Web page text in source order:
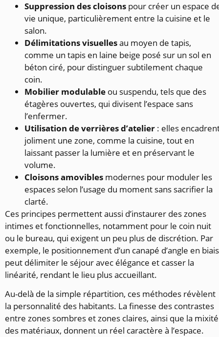
Suppression des cloisons pour créer un espace
vie unique, particulièrement entre la cuisine et le
salon.
Délimitations visuellesau moyen de tapis,
comme un tapis en laine beige posé sur un sol en
béton ciré, pour distinguer subtilement chaque
coin.
Mobilier modulable ou suspendu, tels que des
étagères ouvertes, qui divisent l’espace sans
l’enfermer.
Utilisation de verrières d’atelier : elles
joliment une zone, comme la cuisine, tout en
laissant passer la lumière et en préservant le
volume.
Cloisons amovibles modernes pour moduler les
espaces selon l’usage du moment sans sacrifier la
clarté.
Ces principes permettent aussi d’instaurer des zones
intimes et fonctionnelles, notamment pour le coin nuit
ou le bureau, qui exigent un peu plus de discrétion. Par
exemple, le positionnement d’un canapé d’angle en biais
peut délimiter le séjour avec élégance et casser la
linéarité, rendant le lieu plus accueillant.
Au-delà de la simple répartition, ces méthodes révèlent
la personnalité des habitants. La finesse des contrastes
entre zones sombres et zones claires, ainsi que la mixité
des matériaux, donnent un réel caractère à l’espace.